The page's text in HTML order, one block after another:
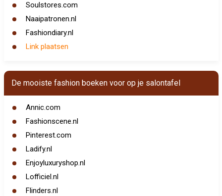
Soulstores.com
Naaipatronen.nl
Fashiondiary.nl
Link plaatsen
De mooiste fashion boeken voor op je salontafel
Annic.com
Fashionscene.nl
Pinterest.com
Ladify.nl
Enjoyluxuryshop.nl
Lofficiel.nl
Flinders.nl